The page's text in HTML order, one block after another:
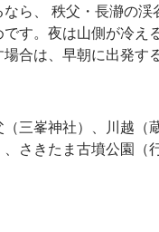
ら、 秩父・長瀞の渓
す。夜は山側が冷え
合は、早朝に出発す
三峯神社）、川越（
さきたま古墳公園（